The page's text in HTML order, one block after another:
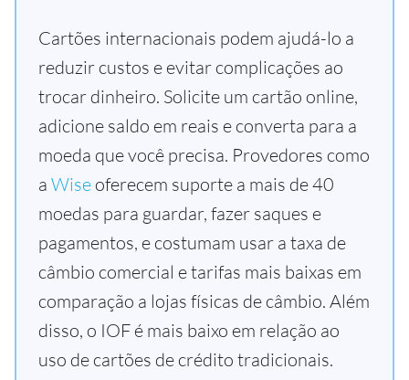
Cartões internacionais podem ajudá-lo a
reduzir custos e evitar complicações ao
trocar dinheiro. Solicite um cartão online,
adicione saldo em reais e converta para a
moeda que você precisa. Provedores como
a Wise oferecem suporte a mais de 40
moedas para guardar, fazer saques e
pagamentos, e costumam usar a taxa de
câmbio comercial e tarifas mais baixas em
comparação a lojas físicas de câmbio. Além
disso, o IOF é mais baixo em relação ao
uso de cartões de crédito tradicionais.